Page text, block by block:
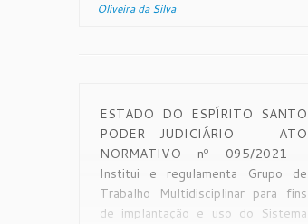
Oliveira da Silva
ESTADO DO ESPÍRITO SANTO
PODER JUDICIÁRIO ATO
NORMATIVO nº 095/2021
Institui e regulamenta Grupo de
Trabalho Multidisciplinar para fins
de implantação e uso do Sistema